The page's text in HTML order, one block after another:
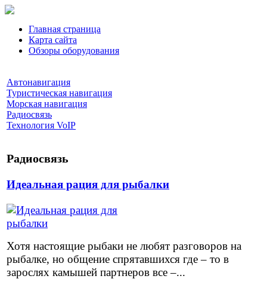
Главная страница
Карта сайта
Обзоры оборудования
Автонавигация
Туристическая навигация
Морская навигация
Радиосвязь
Технология VoIP
Радиосвязь
Идеальная рация для рыбалки
Хотя настоящие рыбаки не любят разговоров на
рыбалке, но общение спрятавшихся где – то в
зарослях камышей партнеров все –...